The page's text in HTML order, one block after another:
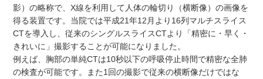
影）の略称で、X線を利用して人体の輪切り（横断像）の画像を
得る装置です。当院では平成21年12月より16列マルチスライス
CTを導入し、従来のシングルスライスCTより「精密に・早く・
きれいに」撮影することが可能になりました。
例えば、胸部の単純CTは10秒以下の呼吸停止時間で精密な全肺
の検査が可能です。また1回の撮影で従来の横断像だけではな